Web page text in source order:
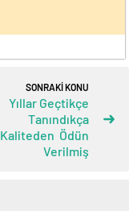
SONRAKİ KONU
Yıllar Geçtikçe
Tanındıkça
Kaliteden Ödün
Verilmiş